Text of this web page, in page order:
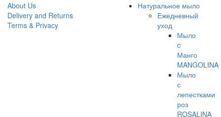
About Us
Delivery and Returns
Terms & Privacy
Натуральное мыло
Ежедневный
уход
Мыло
c
Манго
MANGOLINA
Мыло
с
лепестками
роз
ROSALINA